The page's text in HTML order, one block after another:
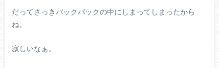
だってさっきバックパックの中にしまってしまったから
ね。
寂しいなぁ。